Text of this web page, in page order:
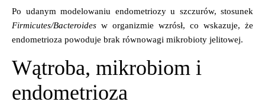
Po udanym modelowaniu endometriozy u szczurów, stosunek
Firmicutes/Bacteroides w organizmie wzrósł, co wskazuje, że
endometrioza powoduje brak równowagi mikrobioty jelitowej.
Wątroba, mikrobiom i
endometrioza